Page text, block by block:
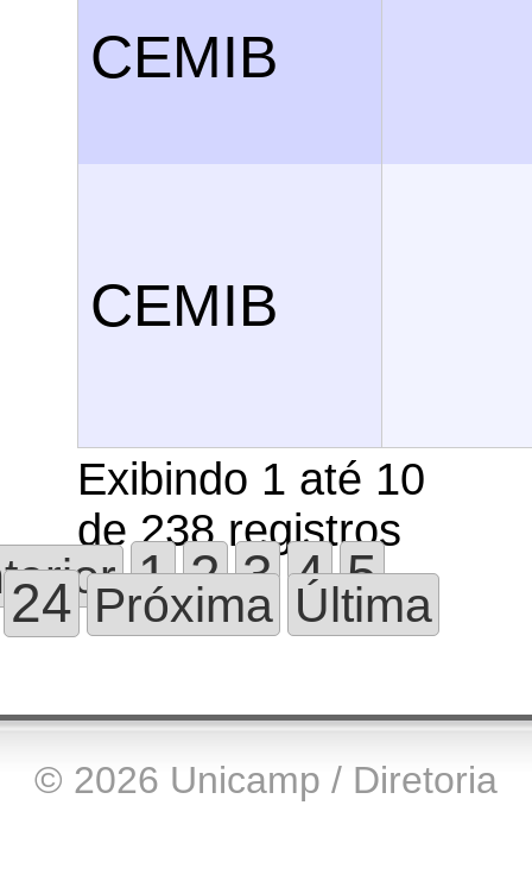
CEMIB
CEMIB
Exibindo 1 até 10
de 238 registros
1 2 3 4 5…
24 Próxima Última
© 2026 Unicamp / Diretoria